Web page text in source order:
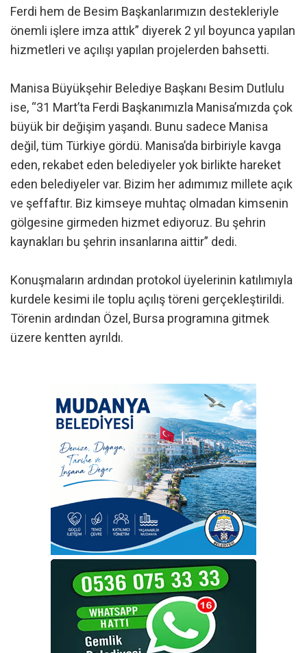
Ferdi hem de Besim Başkanlarımızın destekleriyle
önemli işlere imza attık” diyerek 2 yıl boyunca yapılan
hizmetleri ve açılışı yapılan projelerden bahsetti.
Manisa Büyükşehir Belediye Başkanı Besim Dutlulu
ise, “31 Mart’ta Ferdi Başkanımızla Manisa’mızda çok
büyük bir değişim yaşandı. Bunu sadece Manisa
değil, tüm Türkiye gördü. Manisa’da birbiriyle kavga
eden, rekabet eden belediyeler yok birlikte hareket
eden belediyeler var. Bizim her adımımız millete açık
ve şeffaftır. Biz kimseye muhtaç olmadan kimsenin
gölgesine girmeden hizmet ediyoruz. Bu şehrin
kaynakları bu şehrin insanlarına aittir” dedi.
Konuşmaların ardından protokol üyelerinin katılımıyla
kurdele kesimi ile toplu açılış töreni gerçekleştirildi.
Törenin ardından Özel, Bursa programına gitmek
üzere kentten ayrıldı.